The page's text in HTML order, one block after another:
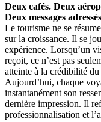
Deux cafés. Deux
Deux messages
Le tourisme ne se
sur la croissance. Il se
expérience. Lorsqu’un
reçoit, ce n’est pas
atteinte à la crédibilité
Aujourd’hui, chaque
instantanément son
dernière impression. Il
professionnalisation et